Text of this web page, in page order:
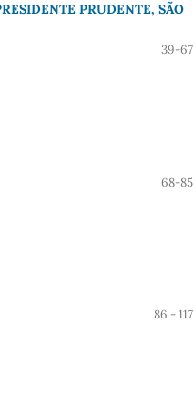
PRUDENTE, SÃO
39-67
68-85
86 - 117